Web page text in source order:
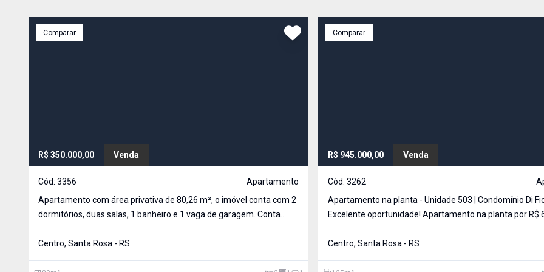
Comparar
R$ 350.000,00 Venda
Cód: 3356
Apartamento
Apartamento com área privativa de 80,26 m², o imóvel conta com 2
dormitórios, duas salas, 1 banheiro e 1 vaga de garagem. Conta
Centro, Santa Rosa - RS
Comparar
R$ 945.000,00 Venda
Cód: 3262
Apartamento na planta - Unidade 503 | Condomínio Di
Excelente oportunidade! Apartamento na planta por R$
das áreas mais nobres da cidade, próximo à Havan, Stock
Centro, Santa Rosa - RS